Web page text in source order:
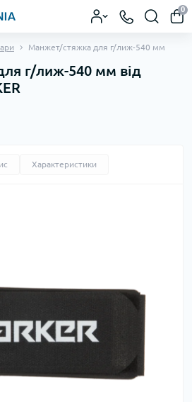
0
Манжет/стяжка для г/лиж-540 мм
г/лиж-540 мм від
Характеристики